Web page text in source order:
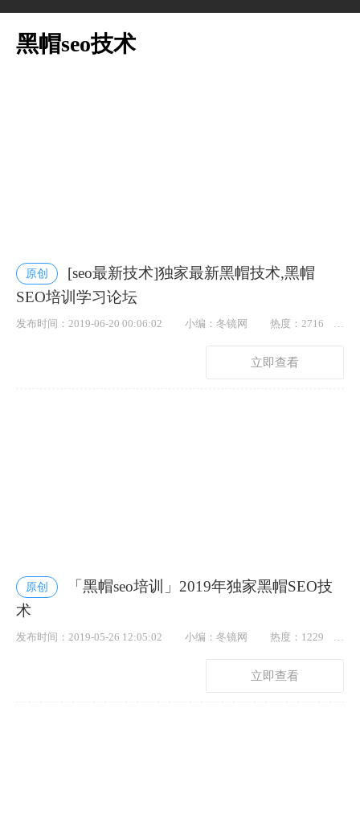
黑帽seo技术
原创
[seo最新技术]独家最新黑帽技术,黑帽
SEO培训学习论坛
发布时间：2019-06-20 00:06:02 小编：冬镜网
热度：2716
立即查看
原创
「黑帽seo培训」2019年独家黑帽SEO技
术
发布时间：2019-05-26 12:05:02 小编：冬镜网
热度：1229
立即查看